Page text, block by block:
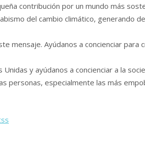
contribución por un mundo más
del cambio climático, generando
mensaje. Ayúdanos a concienciar para
y ayúdanos a concienciar a la
personas, especialmente las más